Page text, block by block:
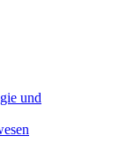
und